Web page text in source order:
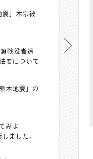
震」本宗被
戦没者追
要について
本地震」の
みよ
ました。